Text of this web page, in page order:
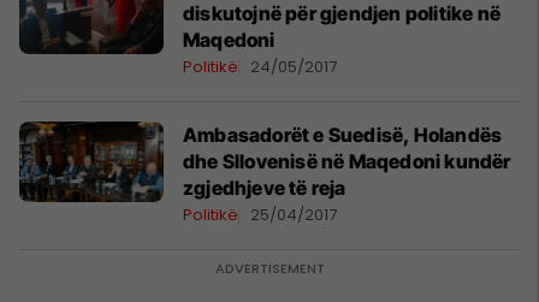
diskutojnë për gjendjen politike në
Maqedoni
Politikë 24/05/2017
Ambasadorët e Suedisë, Holandës
dhe Sllovenisë në Maqedoni kundër
zgjedhjeve të reja
Politikë 25/04/2017